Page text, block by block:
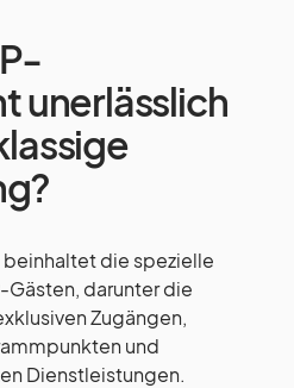
unerlässlich
beinhaltet die spezielle
Gästen, darunter die
Zugängen,
und
Dienstleistungen.